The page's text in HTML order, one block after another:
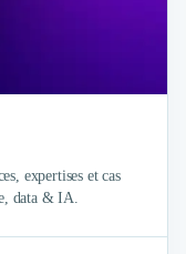
expertises et cas
data & IA.